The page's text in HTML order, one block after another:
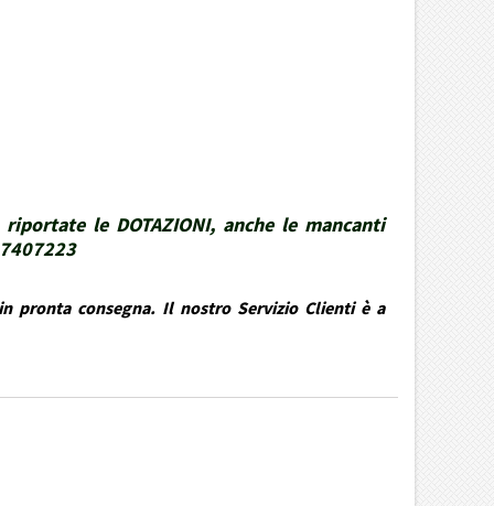
le DOTAZIONI, anche le mancanti
pronta consegna. Il nostro Servizio Clienti è a